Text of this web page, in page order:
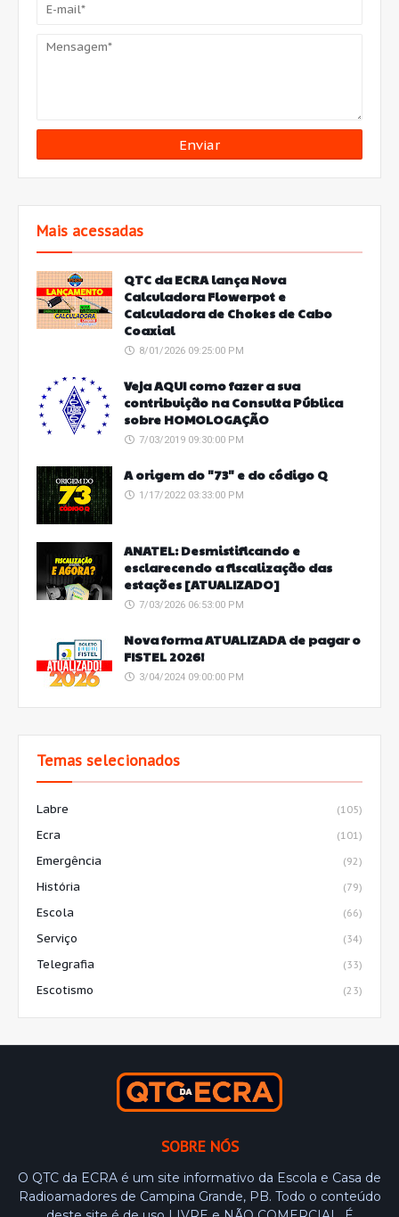
Mais acessadas
QTC da ECRA lança Nova
Calculadora Flowerpot e
Calculadora de Chokes de Cabo
Coaxial
8/01/2026 09:25:00 PM
Veja AQUI como fazer a sua
contribuição na Consulta Pública
sobre HOMOLOGAÇÃO
7/03/2019 09:30:00 PM
A origem do "73" e do código Q
1/17/2022 03:33:00 PM
ANATEL: Desmistificando e
esclarecendo a fiscalização das
estações [ATUALIZADO]
7/03/2026 06:53:00 PM
Nova forma ATUALIZADA de pagar o
FISTEL 2026!
3/04/2024 09:00:00 PM
Temas selecionados
Labre (105)
Ecra (101)
Emergência (92)
História (79)
Escola (66)
Serviço (34)
Telegrafia (33)
Escotismo (23)
SOBRE NÓS
O QTC da ECRA é um site informativo da Escola e Casa de
Radioamadores de Campina Grande, PB. Todo o conteúdo